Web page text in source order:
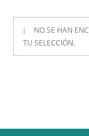
NO SE HAN
TU SELECCIÓN.